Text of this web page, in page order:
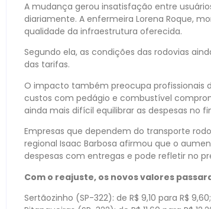
A mudança gerou insatisfação entre
diariamente. A enfermeira Lorena Roque,
qualidade da infraestrutura oferecida.
Segundo ela, as condições das rodovias
das tarifas.
O impacto também preocupa profissionais
custos com pedágio e combustível
ainda mais difícil equilibrar as despesas no
Empresas que dependem do transporte
regional Isaac Barbosa afirmou que o
despesas com entregas e pode refletir no
Com o reajuste, os novos valores
Sertãozinho (SP-322): de R$ 9,10 para R$ 9,60;